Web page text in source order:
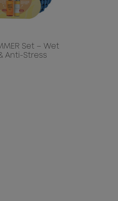
Set – Wet
Anti-Stress